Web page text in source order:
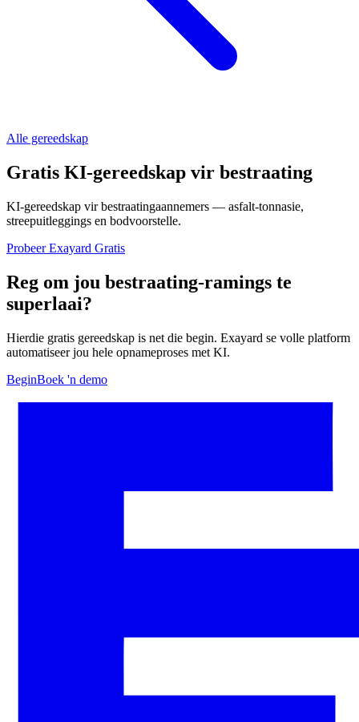
Alle gereedskap
Gratis KI-gereedskap vir bestraating
KI-gereedskap vir bestraatingaannemers — asfalt-tonnasie,
streepuitleggings en bodvoorstelle.
Probeer Exayard Gratis
Reg om jou bestraating-ramings te
superlaai?
Hierdie gratis gereedskap is net die begin. Exayard se volle platform
automatiseer jou hele opnameproses met KI.
BeginBoek 'n demo